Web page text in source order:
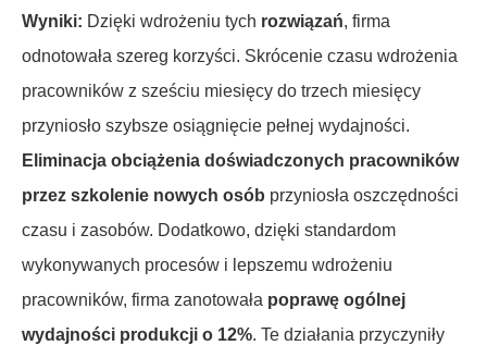
Wyniki: Dzięki wdrożeniu tych rozwiązań, firma
odnotowała szereg korzyści. Skrócenie czasu wdrożenia
pracowników z sześciu miesięcy do trzech miesięcy
przyniosło szybsze osiągnięcie pełnej wydajności.
Eliminacja obciążenia doświadczonych pracowników
przez szkolenie nowych osób przyniosła oszczędności
czasu i zasobów. Dodatkowo, dzięki standardom
wykonywanych procesów i lepszemu wdrożeniu
pracowników, firma zanotowała poprawę ogólnej
wydajności produkcji o 12%. Te działania przyczyniły